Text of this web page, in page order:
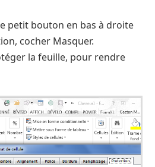
petit bouton en bas à droite
cocher Masquer.
la feuille, pour rendre